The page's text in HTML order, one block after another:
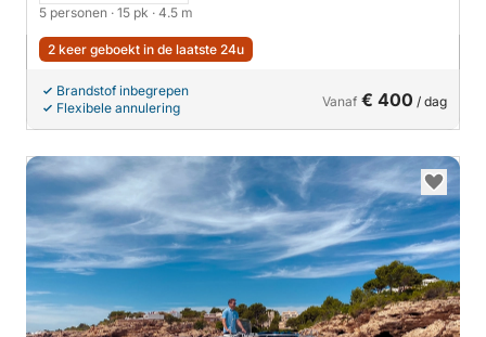
5 personen · 15 pk · 4.5 m
2 keer geboekt in de laatste 24u
Brandstof inbegrepen
Flexibele annulering
Vanaf € 400 / dag